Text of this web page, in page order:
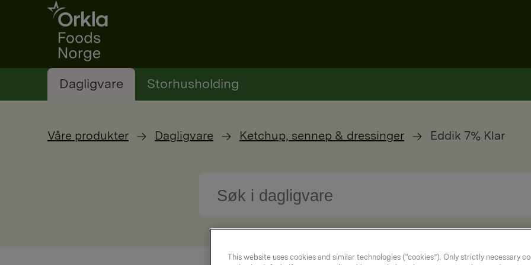
Go to frontpage
Dagligvare Storhusholding
Våre produkter Dagligvare Ketchup, sennep & dressinger Eddik 7% Klar
This website uses cookies and similar technologies (“cookies”). Only strictly necessary